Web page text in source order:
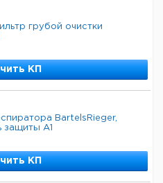
грубой очистки
КП
BartelsRieger,
защиты A1
КП